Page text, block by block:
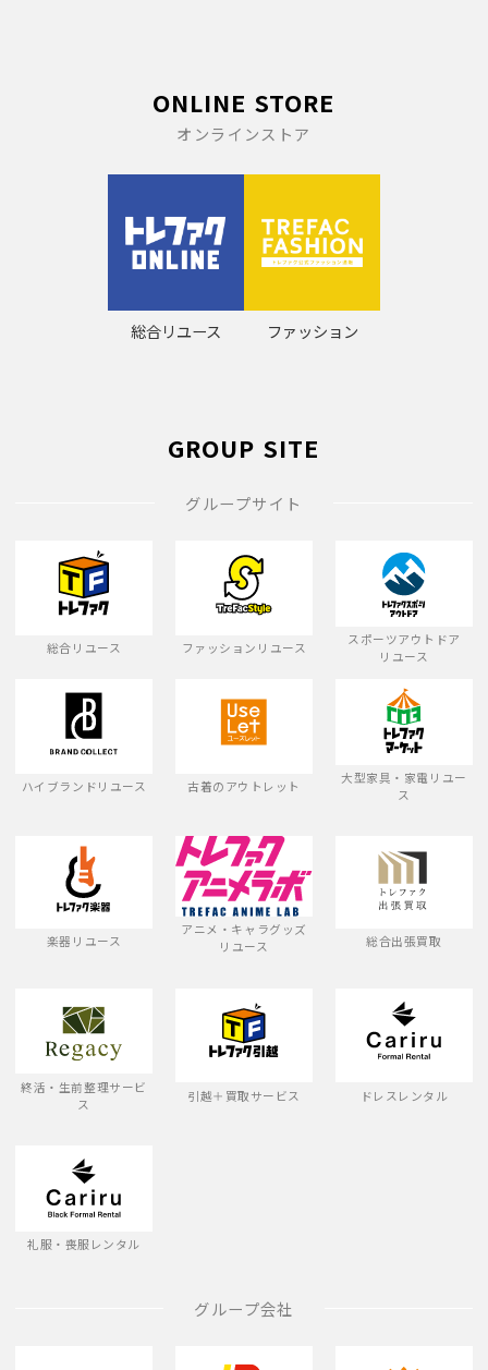
ONLINE STORE
オンラインストア
総合リユース ファッション
GROUP SITE
グループサイト
総合リユース ファッションリユース
スポーツアウトドア
リユース
ハイブランドリユース 古着のアウトレット
大型家具・家電リユー
ス
楽器リユース
アニメ・キャラグッズ
リユース
総合出張買取
終活・生前整理サービ
ス
引越＋買取サービス ドレスレンタル
礼服・喪服レンタル
グループ会社